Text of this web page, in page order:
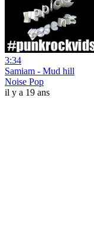
3:34
Samiam - Mud hill
Noise Pop
il y a 19 ans